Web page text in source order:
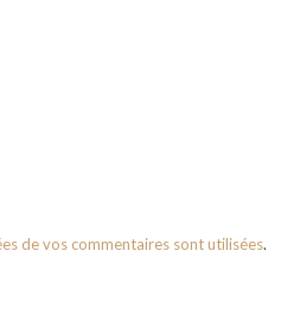
de vos commentaires sont utilisées.